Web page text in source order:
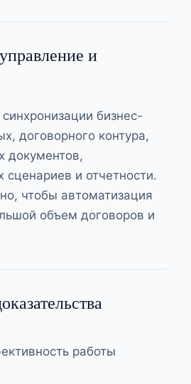
и
бизнес-
договорного контура,
документов,
сценариев и отчетности.
чтобы автоматизация
объем договоров и
работы